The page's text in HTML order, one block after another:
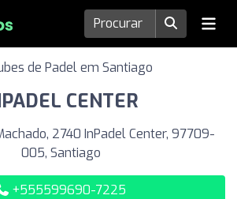
de Padel em Santiago
CENTER
2740 InPadel Center, 97709-
005, Santiago
+555599690-7225